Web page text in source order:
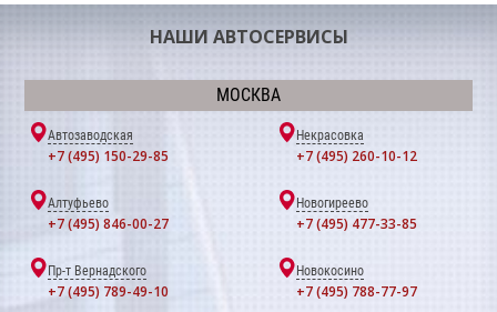
НАШИ АВТОСЕРВИСЫ
МОСКВА
Автозаводская
+7 (495) 150-29-85
Некрасовка
+7 (495) 260-10-12
Алтуфьево
+7 (495) 846-00-27
Новогиреево
+7 (495) 477-33-85
Пр-т Вернадского
+7 (495) 789-49-10
Новокосино
+7 (495) 788-77-97